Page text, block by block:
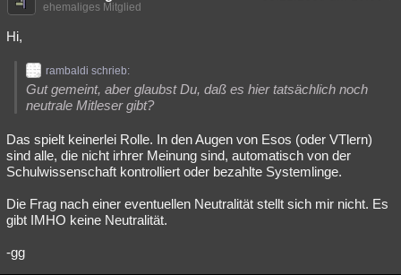
Natur Umfragen
weitere Rubriken
Astronomie Helpdesk Gruppen Gaming Filme
Übersichten
Besucht
ehemaliges Mitglied
Hi,
rambaldi schrieb:
Gut gemeint, aber glaubst Du, daß es hier tatsächlich noch
neutrale Mitleser gibt?
Das spielt keinerlei Rolle. In den Augen von Esos (oder VTlern)
sind alle, die nicht irhrer Meinung sind, automatisch von der
Schulwissenschaft kontrolliert oder bezahlte Systemlinge.
Die Frag nach einer eventuellen Neutralität stellt sich mir nicht. Es
gibt IMHO keine Neutralität.
-gg